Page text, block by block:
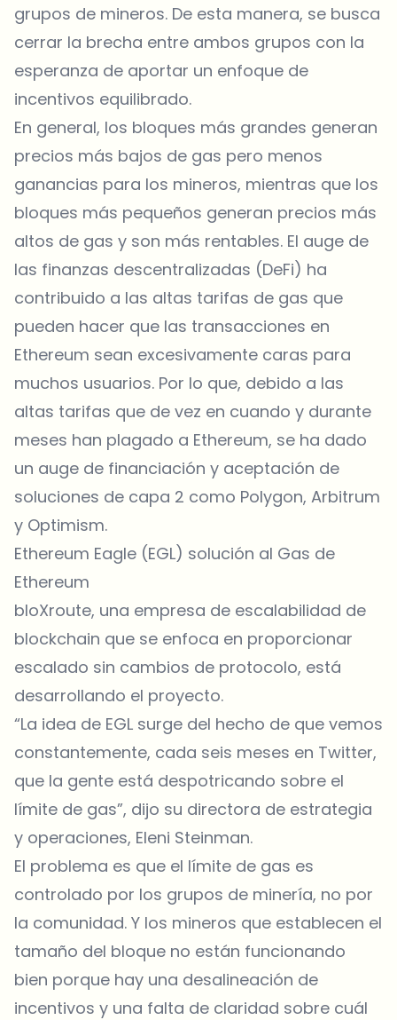
grupos de mineros. De esta manera, se busca
cerrar la brecha entre ambos grupos con la
esperanza de aportar un enfoque de
incentivos equilibrado.
En general, los bloques más grandes generan
precios más bajos de gas pero menos
ganancias para los mineros, mientras que los
bloques más pequeños generan precios más
altos de gas y son más rentables. El auge de
las finanzas descentralizadas (DeFi) ha
contribuido a las altas tarifas de gas que
pueden hacer que las transacciones en
Ethereum sean excesivamente caras para
muchos usuarios. Por lo que, debido a las
altas tarifas que de vez en cuando y durante
meses han plagado a Ethereum, se ha dado
un auge de financiación y aceptación de
soluciones de capa 2 como Polygon, Arbitrum
y Optimism.
Ethereum Eagle (EGL) solución al Gas de
Ethereum
bloXroute, una empresa de escalabilidad de
blockchain que se enfoca en proporcionar
escalado sin cambios de protocolo, está
desarrollando el proyecto.
“La idea de EGL surge del hecho de que vemos
constantemente, cada seis meses en Twitter,
que la gente está despotricando sobre el
límite de gas”, dijo su directora de estrategia
y operaciones, Eleni Steinman.
El problema es que el límite de gas es
controlado por los grupos de minería, no por
la comunidad. Y los mineros que establecen el
tamaño del bloque no están funcionando
bien porque hay una desalineación de
incentivos y una falta de claridad sobre cuál